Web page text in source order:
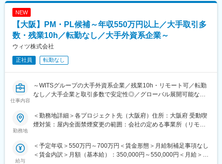
システム開発部には、116名（男性92人：女性24人）が在籍中で
す。
4部に分かれており。これまでのご経験、ご希望のキャリアプラン
リハリをつけて集中できる環境です。
・プロジェクトのチームリーダーは面倒見のいい社員が多く、オ
■研修・教育制度
などを話し合い、その結果を上位の部署へエスカレーションしま
す。最終的には会社全体で調整を行い、賞与として反映します。
NEW
【大阪】PM・PL候補～年収550万円以上／大手取引多
数・残業10h／転勤なし／大手外資系企業～
ウィツ株式会社
正社員 転勤なし
仕事内容
～WITSグループの大手外資系企業／残業10h・リモート可／転勤
なし／大手企業と取引多数で安定性◎／グローバル展開可能なシ
■職務概要
のマネジメントをお任せします。
勤務地
＜勤務地詳細＞各プロジェクト先（大阪府）住所：大阪府 受動喫
煙対策：屋内全面禁煙変更の範囲：会社の定める事業所（リモー
給与
＜予定年収＞550万円～700万円＜賃金形態＞月給制補足事項なし
＜賃金内訳＞月額（基本給）：350,000円～550,000円＜月給＞